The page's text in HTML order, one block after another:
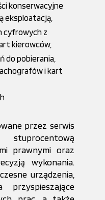
konserwacyjne
eksploatacją,
cyfrowych z
kierowców,
do pobierania,
i kart
przez serwis
prawnymi oraz
wykonania.
urządzenia,
przyspieszające